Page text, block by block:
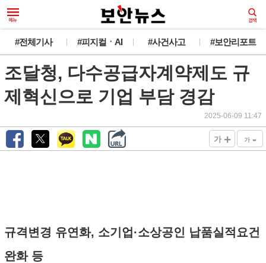
#전체기사 #피지컬ㆍAI #사건사고 #보안리포트
조달청, 다수공급자계약제도 규
제혁신으로 기업 부담 경감
2025-06-09 11:47
가 + 가 -
규격변경 유연화, 소기업·소상공인 납품실적요건
완화 등